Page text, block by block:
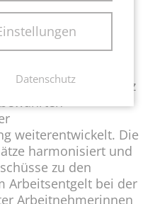
dem Aus- und
hinaus
Weiterbildungsgesetz
weiterentwickelt. Die
harmonisiert und
zu den
Arbeitsentgelt bei der
Arbeitnehmerinnen
Datenschutz